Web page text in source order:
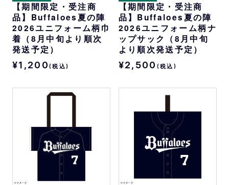
【期間限定・受注商
品】Buffaloes夏の陣
2026ユニフォーム柄巾
着（8月中旬より順次
発送予定）
¥1,200 (税込)
【期間限定・受注商
品】Buffaloes夏の陣
2026ユニフォーム柄ナ
ップサック（8月中旬
より順次発送予定）
¥2,500 (税込)